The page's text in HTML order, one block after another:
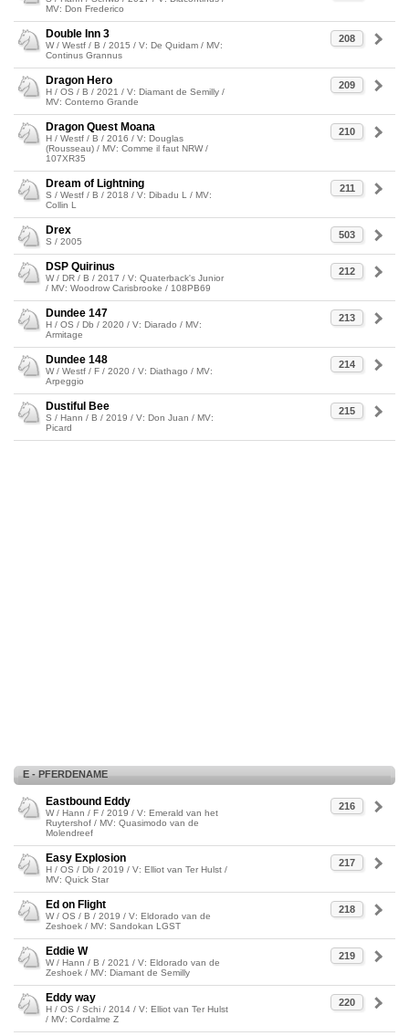
MV: Don Frederico
208
Double Inn 3
W / Westf / B / 2015 / V: De Quidam / MV:
Continus Grannus
209
Dragon Hero
H / OS / B / 2021 / V: Diamant de Semilly /
MV: Conterno Grande
210
Dragon Quest Moana
H / Westf / B / 2016 / V: Douglas
(Rousseau) / MV: Comme il faut NRW /
107XR35
211
Dream of Lightning
S / Westf / B / 2018 / V: Dibadu L / MV:
Collin L
503
Drex
S / 2005
212
DSP Quirinus
W / DR / B / 2017 / V: Quaterback's Junior
/ MV: Woodrow Carisbrooke / 108PB69
213
Dundee 147
H / OS / Db / 2020 / V: Diarado / MV:
Armitage
214
Dundee 148
W / Westf / F / 2020 / V: Diathago / MV:
Arpeggio
215
Dustiful Bee
S / Hann / B / 2019 / V: Don Juan / MV:
Picard
E - PFERDENAME
216
Eastbound Eddy
W / Hann / F / 2019 / V: Emerald van het
Ruytershof / MV: Quasimodo van de
Molendreef
217
Easy Explosion
H / OS / Db / 2019 / V: Elliot van Ter Hulst /
MV: Quick Star
218
Ed on Flight
W / OS / B / 2019 / V: Eldorado van de
Zeshoek / MV: Sandokan LGST
219
Eddie W
W / Hann / B / 2021 / V: Eldorado van de
Zeshoek / MV: Diamant de Semilly
220
Eddy way
H / OS / Schi / 2014 / V: Elliot van Ter Hulst
/ MV: Cordalme Z